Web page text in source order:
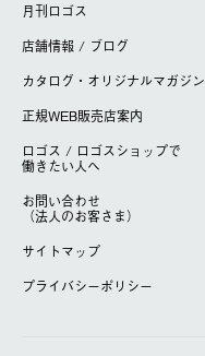
月刊ロゴス
店舗情報 / ブログ
カタログ・オリジナルマガジン
正規WEB販売店案内
ロゴス / ロゴスショップで
働きたい人へ
お問い合わせ
（法人のお客さま）
サイトマップ
プライバシーポリシー